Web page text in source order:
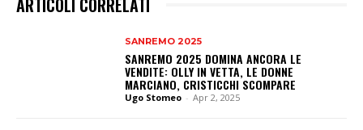
SANREMO 2025
SANREMO 2025 DOMINA ANCORA LE
VENDITE: OLLY IN VETTA, LE DONNE
MARCIANO, CRISTICCHI SCOMPARE
Ugo Stomeo - Apr 2, 2025